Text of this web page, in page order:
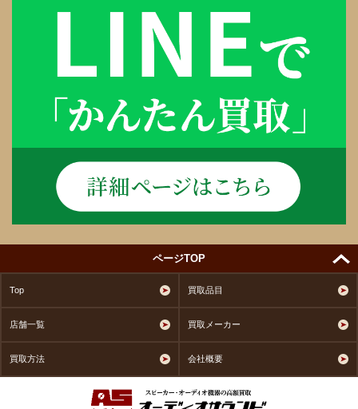
ページTOP
Top 買取品目
店舗一覧 買取メーカー
買取方法 会社概要